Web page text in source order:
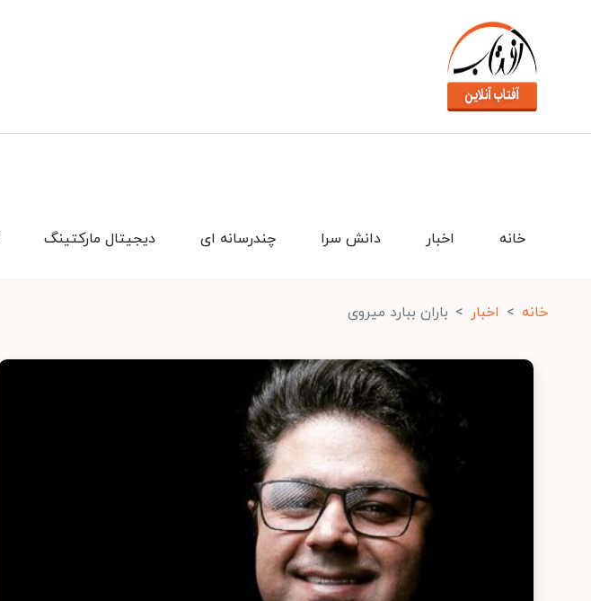
دیجیتال مارکتینگ چندرسانه ای دانش سرا اخبار خانه
خانه اخبار باران ببارد میروی